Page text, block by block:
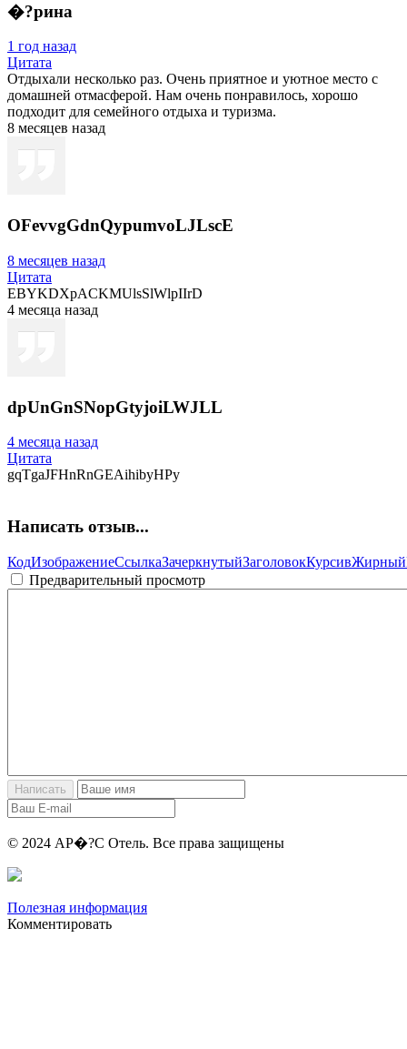
�?рина
1 год назад
Цитата
Отдыхали несколько раз. Очень приятное и уютное место с
домашней отмасферой. Нам очень понравилось, хорошо
подходит для семейного отдыха и туризма.
8 месяцев назад
OFevvgGdnQypumvoLJLscE
8 месяцев назад
Цитата
EBYKDXpACKMUlsSlWlpIIrD
4 месяца назад
dpUnGnSNopGtyjoiLWJLL
4 месяца назад
Цитата
gqTgaJFHnRnGEAihibyHPy
Написать отзыв...
КодИзображениеСсылкаЗачеркнутыйЗаголовокКурсивЖирный
Предварительный просмотр
© 2024 АР�?С Отель. Все права защищены
Полезная информация
Комментировать